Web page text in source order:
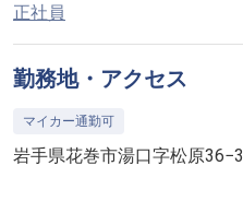
正社員
勤務地・アクセス
マイカー通勤可
岩手県花巻市湯口字松原36−3